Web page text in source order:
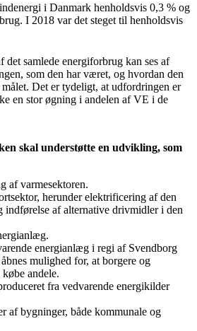
i Danmark henholdsvis 0,3 % og
I 2018 var det steget til henholdsvis
samlede energiforbrug kan ses af
som den har været, og hvordan den
Det er tydeligt, at udfordringen er
en stor øgning i andelen af VE i de
skal understøtte en udvikling, som
af varmesektoren.
herunder elektrificering af den
indførelse af alternative drivmidler i den
energianlæg i regi af Svendborg
mulighed for, at borgere og
andele.
fra vedvarende energikilder
af bygninger, både kommunale og